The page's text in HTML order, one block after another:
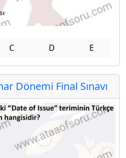
C D E
Dönemi Final Sınavı